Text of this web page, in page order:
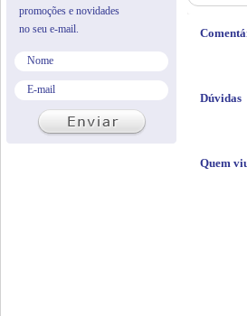
Dúvidas
Quem
promoções e novidades
no seu e-mail.